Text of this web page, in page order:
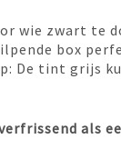
wie zwart
box
De tint grijs
als